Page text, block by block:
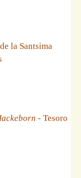
la Santsima
- Tesoro